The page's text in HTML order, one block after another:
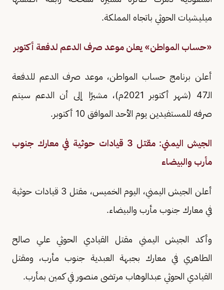
ميليشيات الحوثي باتجاه المملكة.
«حساب المواطن» يعلن موعد صرف الدعم لدفعة أكتوبر
أعلن برنامج حساب المواطن، موعد صرف الدعم للدفعة
الـ47 (شهر أكتوبر 2021م)، مشيرًا إلى أن الدعم سيتم
صرفه للمستفيدين يوم الأحد الموافق 10 أكتوبر.
الجيش اليمني: مقتل 3 قيادات حوثية في معارك جنوب
مأرب والبيضاء
أعلن الجيش اليمني، اليوم الخميس، مقتل 3 قيادات حوثية
في معارك جنوب مأرب والبيضاء.
وأكد الجيش اليمني مقتل القيادي الحوثي علي صالح
الطاهري في معارك بجبهة العبدية جنوب مأرب، ومقتل
القيادي الحوثي عبدالوهاب مرتضى منصور في كمين بمأرب.